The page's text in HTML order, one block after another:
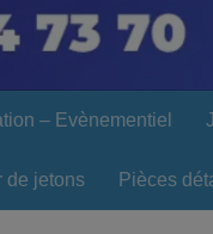
– Evènementiel
de jetons Pièces